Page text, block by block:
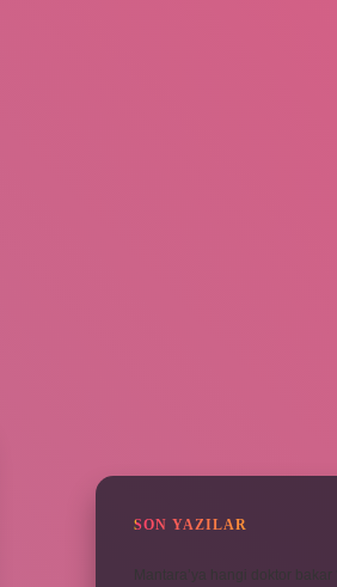
SON YAZILAR
Mantara’ya hangi doktor bakar ?